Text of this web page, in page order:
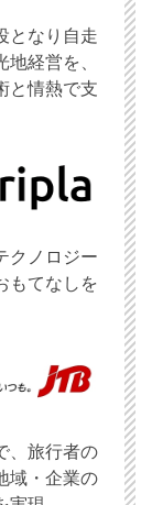
となり自走
地経営を、
と情熱で支
クノロジー
もてなしを
、旅行者の
域・企業の